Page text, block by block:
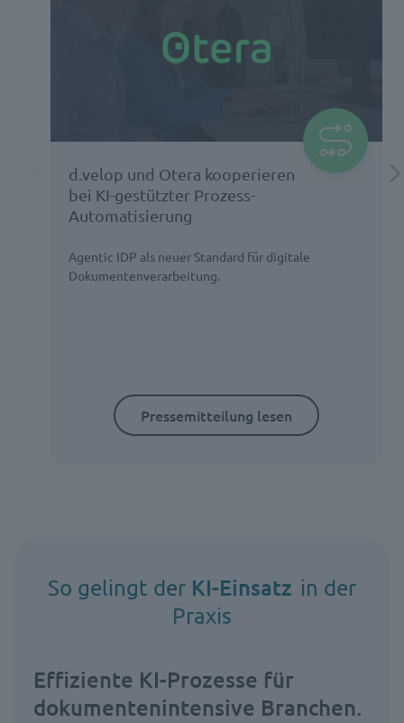
d.velop und Otera kooperieren
bei KI-gestützter Prozess-
Automatisierung
Agentic IDP als neuer Standard für digitale
Dokumentenverarbeitung.
Pressemitteilung lesen
So gelingt der KI-Einsatz in der
Praxis
Effiziente KI-Prozesse für
dokumentenintensive Branchen.